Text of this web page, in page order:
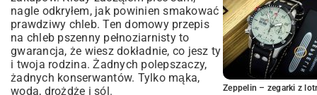
Krok 4: Formowanie bochenka, czyli
nadajemy mu kształt
Krok 5: Finałowe wyrastanie, ostatnia
chwila cierpliwości
Wielki finał w piekarniku!
Gorąca atmosfera i para wodna – sekret
chrupiącej skórki
nagle odkryłem, jak powinien smakować
prawdziwy chleb. Ten domowy przepis
na chleb pszenny pełnoziarnisty to
gwarancja, że wiesz dokładnie, co jesz ty
i twoja rodzina. Żadnych polepszaczy,
żadnych konserwantów. Tylko mąka,
woda, drożdże i sól.
Zeppelin – zegarki z